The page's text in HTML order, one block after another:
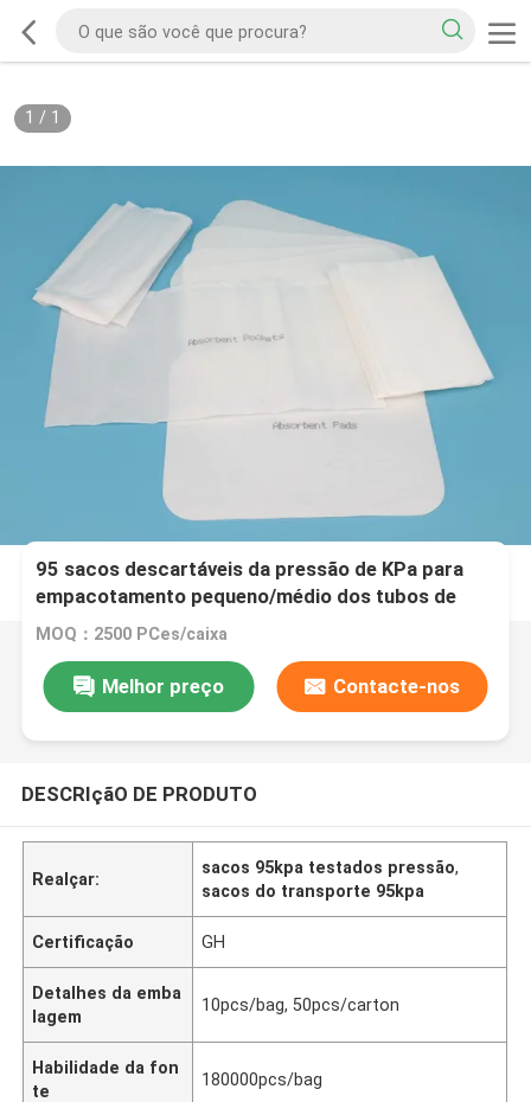
1 / 1
95 sacos descartáveis da pressão de KPa para
empacotamento pequeno/médio dos tubos de
ensaio
MOQ：2500 PCes/caixa
Melhor preço Contacte-nos
DESCRIçãO DE PRODUTO
Realçar:
sacos 95kpa testados pressão,
sacos do transporte 95kpa
Certificação GH
Detalhes da emba
lagem
10pcs/bag, 50pcs/carton
Habilidade da fon
te
180000pcs/bag